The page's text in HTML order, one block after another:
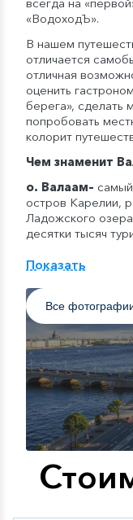
всегда на
«ВодоходЪ».
В нашем
отличается
отличная
оценить
берега», сделать
попробовать
колорит
Чем знаменит
о. Валаам–
остров Карелии,
Ладожского
десятки тысяч
городского шума
«Осень в круизах
путешествий,
романтикой
компании с
дополнительные
тематические
меню нашей
концепции
осени вместе с
Показать
Все